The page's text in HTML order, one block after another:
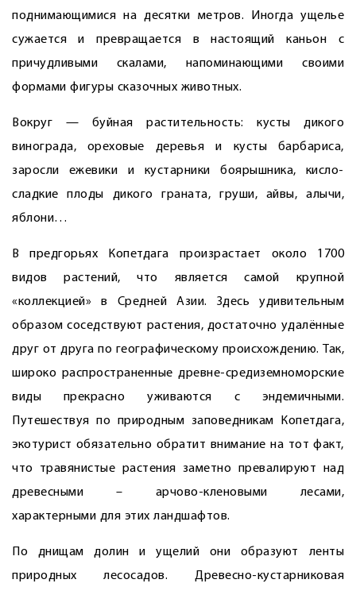
поднимающимися на десятки метров. Иногда ущелье
сужается и превращается в настоящий каньон с
причудливыми скалами, напоминающими своими
формами фигуры сказочных животных.
Вокруг — буйная растительность: кусты дикого
винограда, ореховые деревья и кусты барбариса,
заросли ежевики и кустарники боярышника, кисло-
сладкие плоды дикого граната, груши, айвы, алычи,
яблони…
В предгорьях Копетдага произрастает около 1700
видов растений, что является самой крупной
«коллекцией» в Средней Азии. Здесь удивительным
образом соседствуют растения, достаточно удалённые
друг от друга по географическому происхождению. Так,
широко распространенные древне-средиземноморские
виды прекрасно уживаются с эндемичными.
Путешествуя по природным заповедникам Копетдага,
экотурист обязательно обратит внимание на тот факт,
что травянистые растения заметно превалируют над
древесными – арчово-кленовыми лесами,
характерными для этих ландшафтов.
По днищам долин и ущелий они образуют ленты
природных лесосадов. Древесно-кустарниковая